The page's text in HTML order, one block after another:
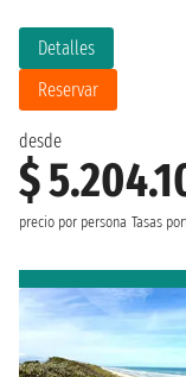
desde
$
precio por persona Tasas
Detalles
Reservar